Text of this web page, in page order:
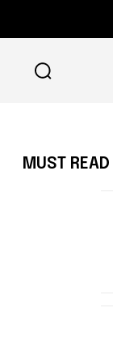
MUST READ